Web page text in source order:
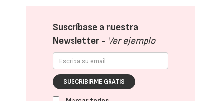
Suscríbase a nuestra
Newsletter - Ver ejemplo
SUSCRIBIRME GRATIS